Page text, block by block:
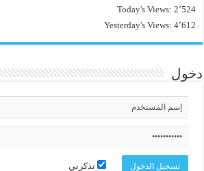
Today's Views: 2٬524
Yesterday's Views: 4٬612
دخول
تذكرني